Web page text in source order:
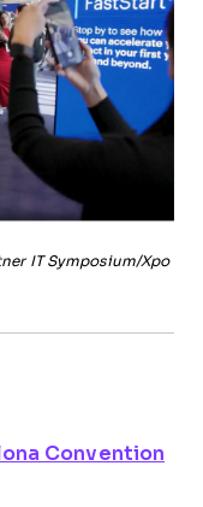
IT Symposium/Xpo
Convention